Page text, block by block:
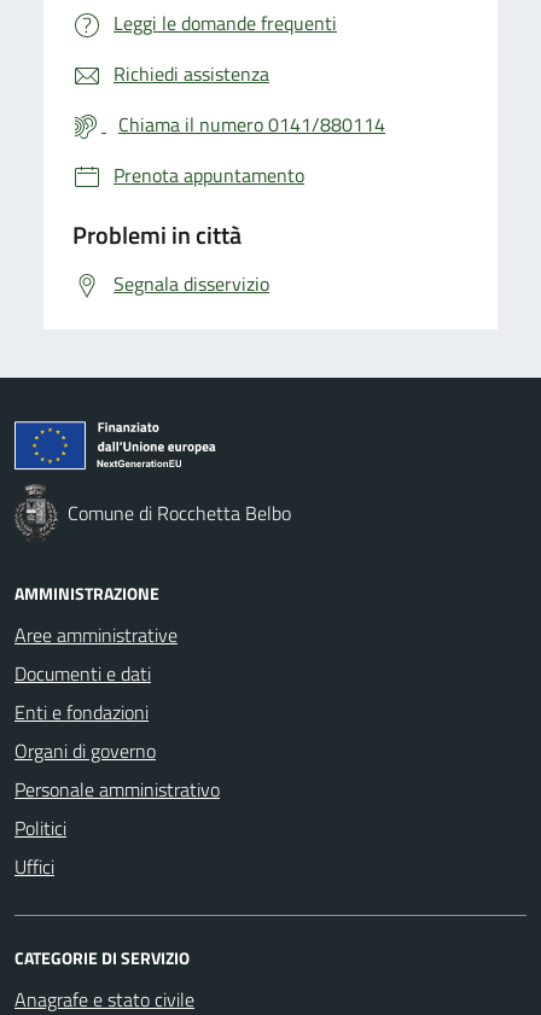
Leggi le domande frequenti
Richiedi assistenza
Chiama il numero 0141/880114
Prenota appuntamento
Problemi in città
Segnala disservizio
Comune di Rocchetta Belbo
AMMINISTRAZIONE
Aree amministrative
Documenti e dati
Enti e fondazioni
Organi di governo
Personale amministrativo
Politici
Uffici
CATEGORIE DI SERVIZIO
Anagrafe e stato civile